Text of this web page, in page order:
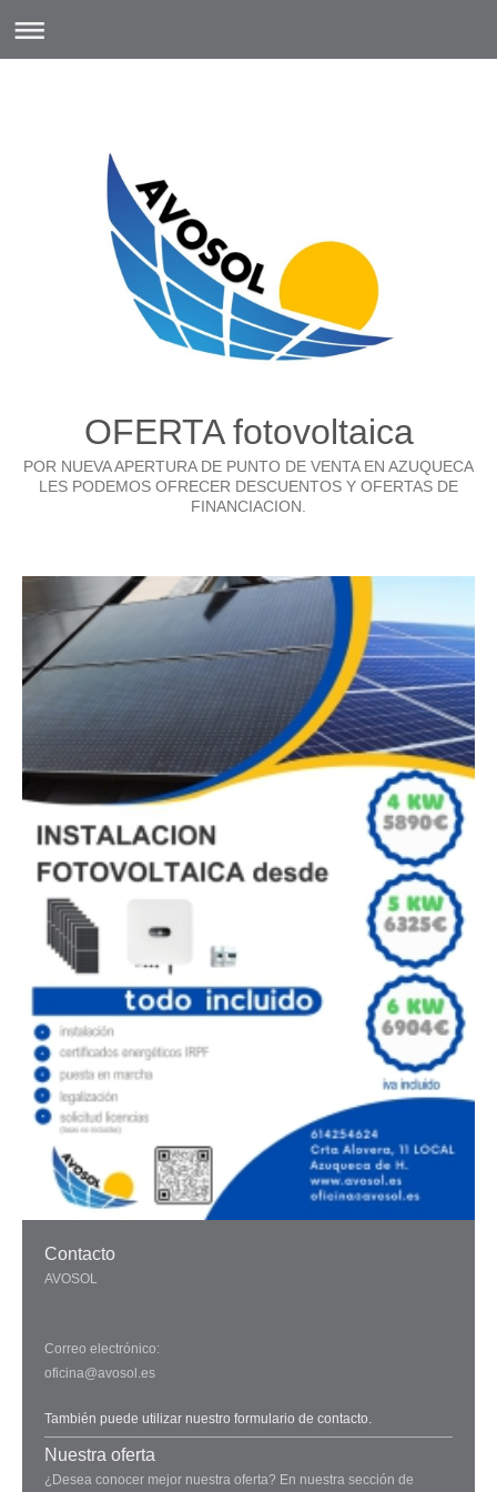
OFERTA fotovoltaica
POR NUEVA APERTURA DE PUNTO DE VENTA EN AZUQUECA
LES PODEMOS OFRECER DESCUENTOS Y OFERTAS DE
FINANCIACION.
Contacto
AVOSOL
Correo electrónico:
oficina@avosol.es
También puede utilizar nuestro formulario de contacto.
Nuestra oferta
¿Desea conocer mejor nuestra oferta? En nuestra sección de